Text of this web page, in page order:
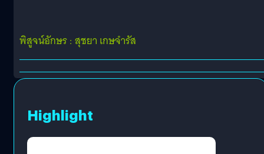
พิสูจน์อักษร : สุชยา เกษจำรัส
Highlight